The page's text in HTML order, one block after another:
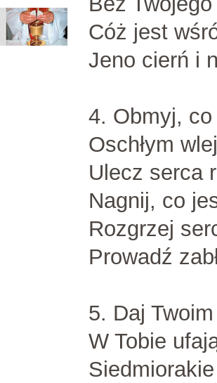
Cóż jest
Jeno cierń i
4. Obmyj,
Oschłym
Ulecz serca
Nagnij, co
Rozgrzej
Prowadź
5. Daj
W Tobie